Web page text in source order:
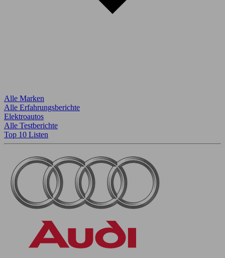
Alle Marken
Alle Erfahrungsberichte
Elektroautos
Alle Testberichte
Top 10 Listen